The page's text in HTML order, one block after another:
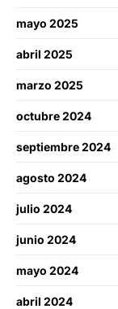
mayo 2025
abril 2025
marzo 2025
octubre 2024
septiembre 2024
agosto 2024
julio 2024
junio 2024
mayo 2024
abril 2024